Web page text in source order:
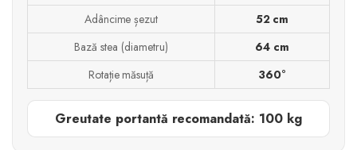
Adâncime șezut
52 cm
Bază stea (diametru)
64 cm
Rotație măsuță
360°
Greutate portantă recomandată: 100 kg